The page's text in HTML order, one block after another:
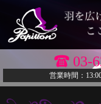
03-
営業時間：